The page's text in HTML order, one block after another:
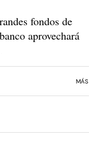
fondos de
aprovechará
MÁS